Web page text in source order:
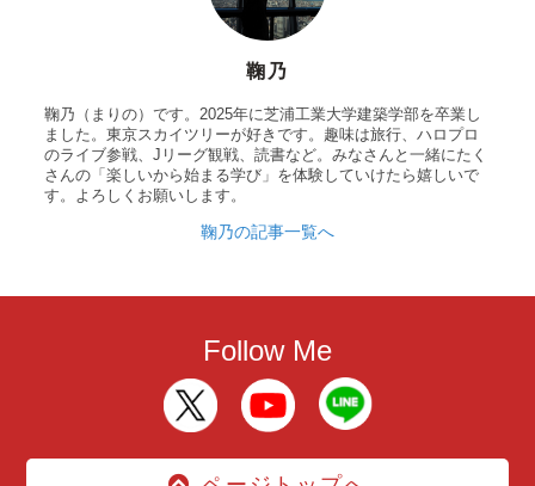
鞠乃
鞠乃（まりの）です。2025年に芝浦工業大学建築学部を卒業し
ました。東京スカイツリーが好きです。趣味は旅行、ハロプロ
のライブ参戦、Jリーグ観戦、読書など。みなさんと一緒にたく
さんの「楽しいから始まる学び」を体験していけたら嬉しいで
す。よろしくお願いします。
鞠乃の記事一覧へ
Follow Me